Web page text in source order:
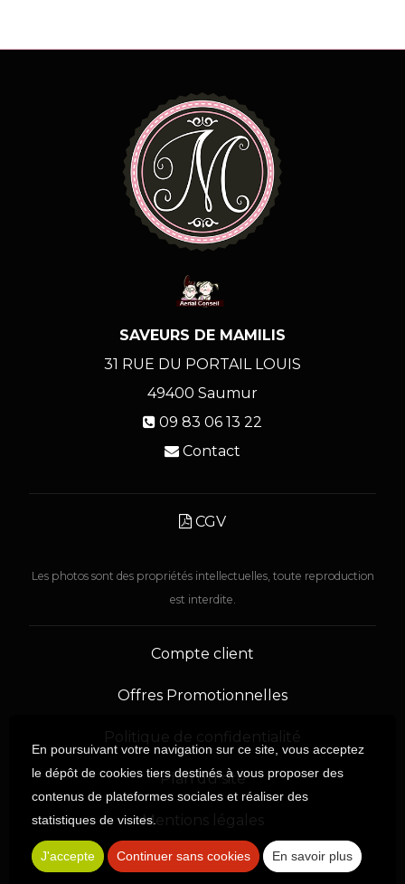
SAVEURS DE MAMILIS
31 RUE DU PORTAIL LOUIS
49400 Saumur
09 83 06 13 22
Contact
CGV
Les photos sont des propriétés intellectuelles, toute reproduction
est interdite.
Compte client
Offres Promotionnelles
Politique de confidentialité
Plan du site
Mentions légales
En poursuivant votre navigation sur ce site, vous acceptez
le dépôt de cookies tiers destinés à vous proposer des
contenus de plateformes sociales et réaliser des
statistiques de visites.
J'accepte Continuer sans cookies En savoir plus